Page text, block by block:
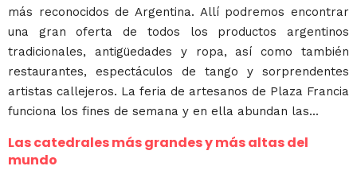
más reconocidos de Argentina. Allí podremos encontrar
una gran oferta de todos los productos argentinos
tradicionales, antigüedades y ropa, así como también
restaurantes, espectáculos de tango y sorprendentes
artistas callejeros. La feria de artesanos de Plaza Francia
funciona los fines de semana y en ella abundan las...
Las catedrales más grandes y más altas del
mundo